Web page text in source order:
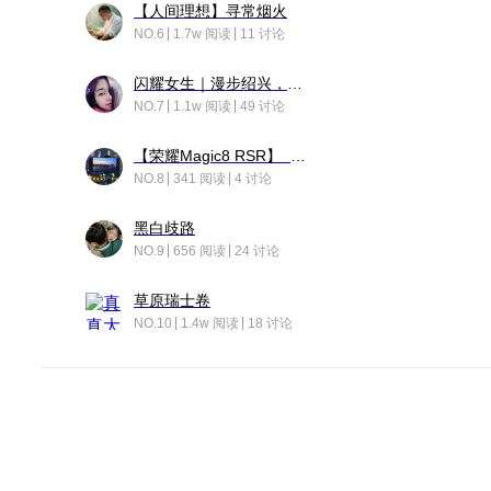
【人间理想】寻常烟火
NO.6 1.7w 阅读 11 讨论
NO.7 1.1w 阅读 49 讨论
NO.8 341 阅读 4 讨论
黑白歧路
NO.9 656 阅读 24 讨论
草原瑞士卷
NO.10 1.4w 阅读 18 讨论